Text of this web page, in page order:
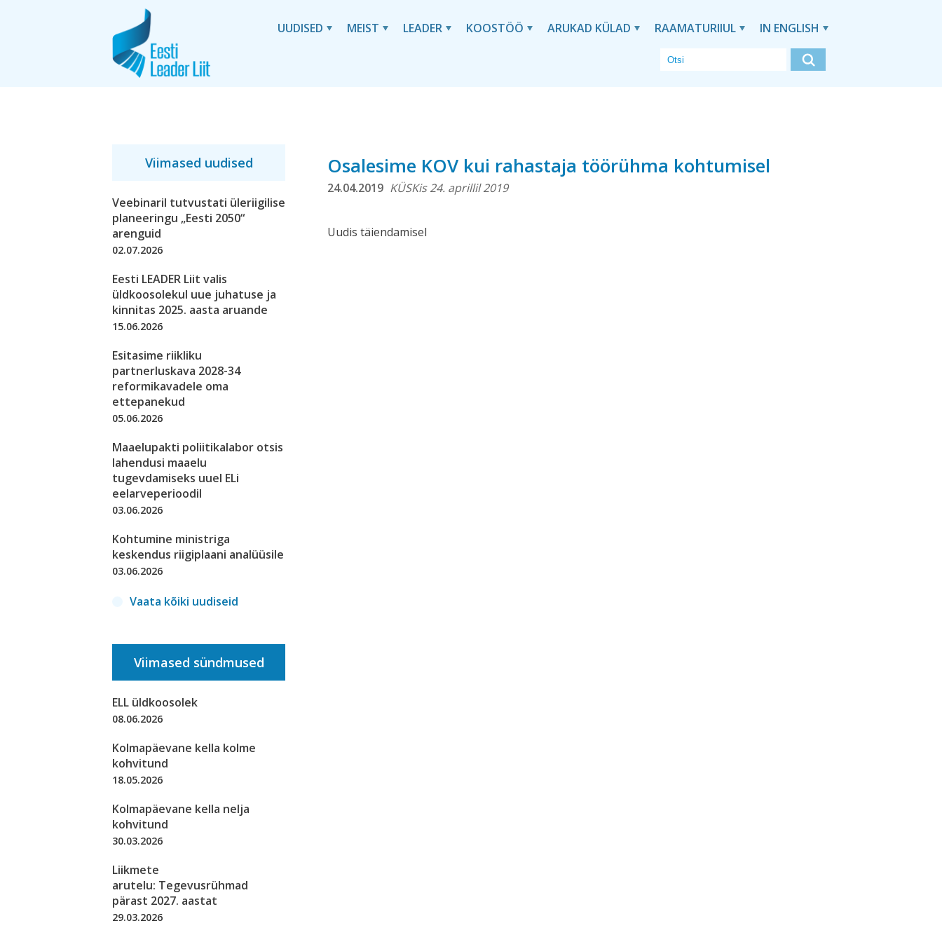
UUDISED MEIST LEADER KOOSTÖÖ ARUKAD KÜLAD RAAMATURIIUL IN ENGLISH
Viimased uudised
Veebinaril tutvustati üleriigilise
planeeringu „Eesti 2050“
arenguid
02.07.2026
Eesti LEADER Liit valis
üldkoosolekul uue juhatuse ja
kinnitas 2025. aasta aruande
15.06.2026
Esitasime riikliku
partnerluskava 2028-34
reformikavadele oma
ettepanekud
05.06.2026
Maaelupakti poliitikalabor otsis
lahendusi maaelu
tugevdamiseks uuel ELi
eelarveperioodil
03.06.2026
Kohtumine ministriga
keskendus riigiplaani analüüsile
03.06.2026
Vaata kõiki uudiseid
Viimased sündmused
ELL üldkoosolek
08.06.2026
Kolmapäevane kella kolme
kohvitund
18.05.2026
Kolmapäevane kella nelja
kohvitund
30.03.2026
Liikmete
arutelu: Tegevusrühmad
pärast 2027. aastat
29.03.2026
Osalesime KOV kui rahastaja töörühma kohtumisel
24.04.2019 KÜSKis 24. aprillil 2019
Uudis täiendamisel